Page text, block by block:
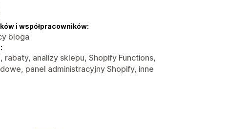
i współpracowników:
bloga
rabaty, analizy sklepu, Shopify Functions,
panel administracyjny Shopify, inne